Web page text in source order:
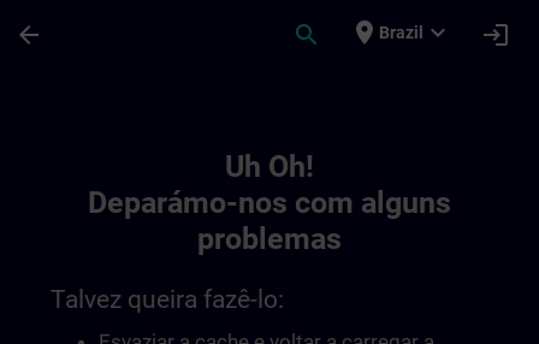
arrow_back search place Brazil expand_more login
Uh Oh!
Deparámo-nos com alguns
problemas
Talvez queira fazê-lo: